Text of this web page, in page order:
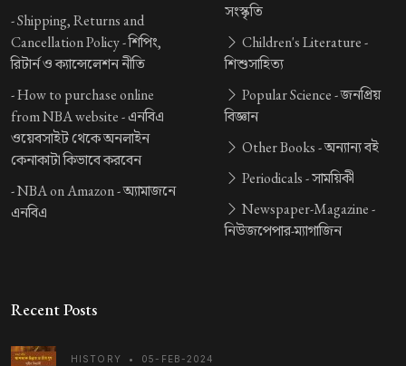
-Shipping, Returns and
Cancellation Policy -শিপিং,
রিটার্ন ও ক্যান্সেলেশন নীতি
-How to purchase online
from NBA website -এনবিএ
ওয়েবসাইট থেকে অনলাইন
কেনাকাটা কিভাবে করবেন
-NBA on Amazon -অ্যামাজনে
এনবিএ
সংস্কৃতি
Children's Literature -
শিশুসাহিত্য
Popular Science -জনপ্রিয়
বিজ্ঞান
Other Books -অন্যান্য বই
Periodicals -সাময়িকী
Newspaper-Magazine -
নিউজপেপার-ম্যাগাজিন
Recent Posts
HISTORY • 05-FEB-2024